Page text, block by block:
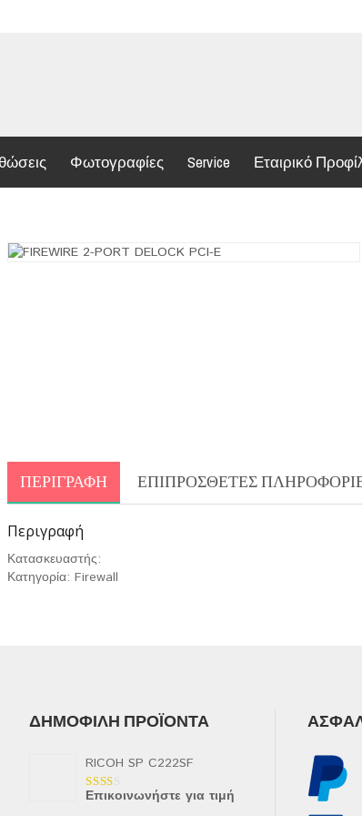
Φωτογραφίες Service Εταιρικό
ΠΕΡΙΓΡΑΦΉ ΕΠΙΠΡΌΣΘΕΤΕΣ
Περιγραφή
Κατασκευαστής:
Κατηγορία: Firewall
ΔΗΜΟΦΙΛΉ ΠΡΟΪΌΝΤΑ
RICOH SP C222SF
Βαθμολογήθηκε
Επικοινωνήστε για τιμή